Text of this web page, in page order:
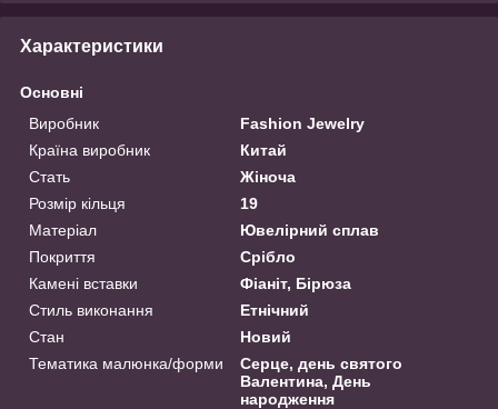
Характеристики
Основні
Виробник
Fashion Jewelry
Країна виробник
Китай
Стать
Жіноча
Розмір кільця
19
Матеріал
Ювелірний сплав
Покриття
Срібло
Камені вставки
Фіаніт, Бірюза
Стиль виконання
Етнічний
Стан
Новий
Тематика малюнка/форми
Серце, день святого
Валентина, День
народження